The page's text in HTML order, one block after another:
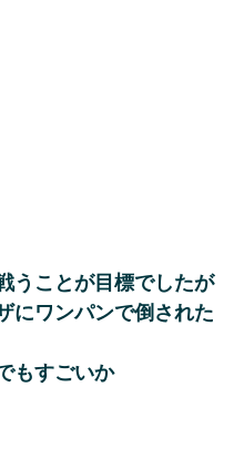
うことが目標でしたが
にワンパンで倒された
もすごいか